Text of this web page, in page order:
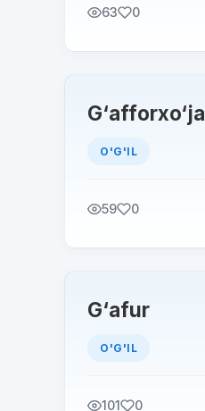
63 0
G‘afforxo‘ja
O'G'IL
59 0
G‘afur
O'G'IL
101 0